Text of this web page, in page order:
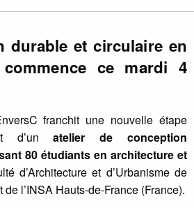
durable et circulaire en
commence ce mardi 4
franchit une nouvelle étape
d’unatelier de conception
80 étudiants en architecture et
d’Architecture et d’Urbanisme de
de l’INSA Hauts-de-France (France).